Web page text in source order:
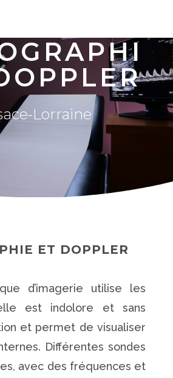
Lorraine
ET DOPPLER
d’imagerie utilise les
est indolore et sans
et permet de visualiser
Différentes sondes
avec des fréquences et